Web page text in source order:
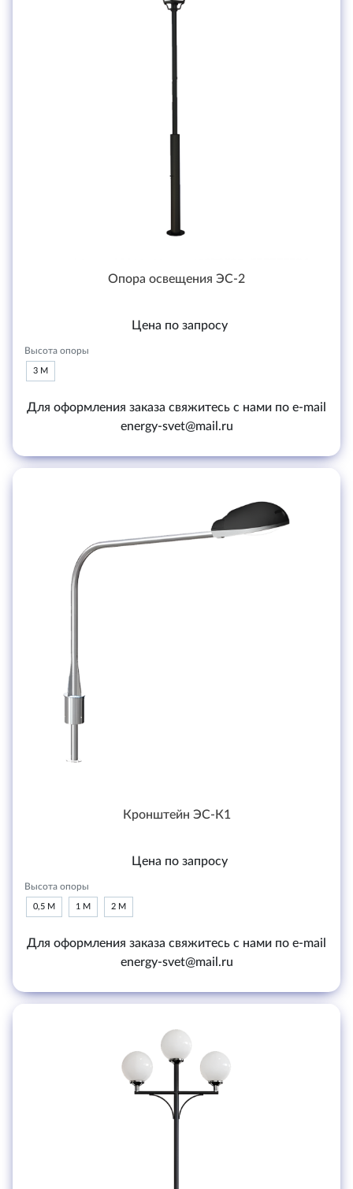
Опора освещения ЭС-2
Цена по запросу
Высота опоры
3 М
Для оформления заказа свяжитесь с нами по e-mail
energy-svet@mail.ru
Кронштейн ЭС-К1
Цена по запросу
Высота опоры
0,5 М 1 М 2 М
Для оформления заказа свяжитесь с нами по e-mail
energy-svet@mail.ru